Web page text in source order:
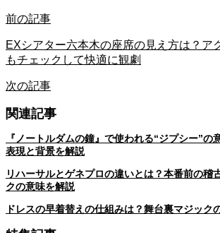
前の記事
EXシアター六本木の座席の見え方は？ア
もチェックして快適に観劇
次の記事
関連記事
『ノートルダムの鐘』で使われる“ジプシー”の
表現と背景を解説
リハーサルとゲネプロの違いとは？本番前の稽
クの意味を解説
ドレスの早着替えの仕組みは？舞台裏マジック